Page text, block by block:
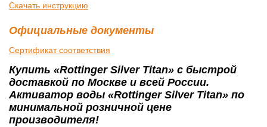
Скачать инструкцию
Официальные документы
Сертификат соответствия
Купить «Rottinger Silver Titan» с быстрой
доставкой по Москве и всей России.
Активатор воды «Rottinger Silver Titan» по
минимальной розничной цене
производителя!